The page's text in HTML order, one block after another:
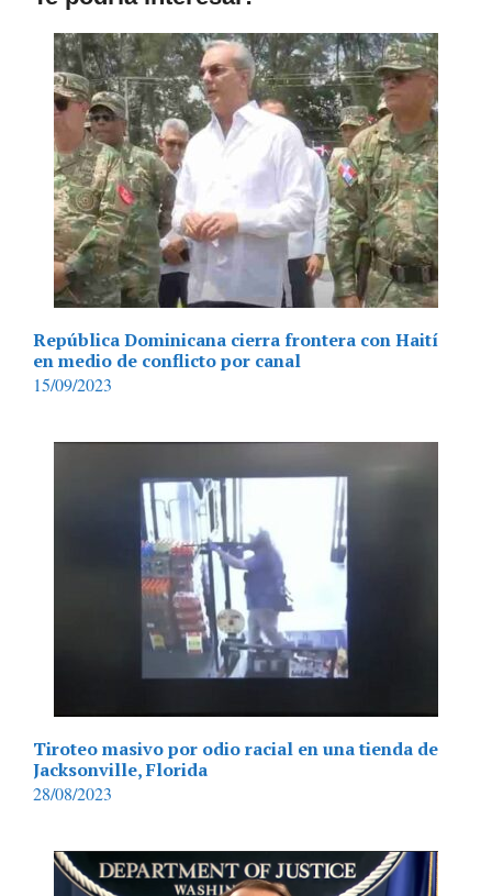
República Dominicana cierra frontera con Haití
en medio de conflicto por canal
15/09/2023
Tiroteo masivo por odio racial en una tienda de
Jacksonville, Florida
28/08/2023